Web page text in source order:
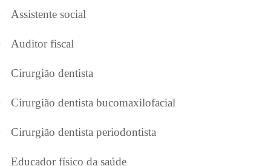
Assistente social
Auditor fiscal
Cirurgião dentista
Cirurgião dentista bucomaxilofacial
Cirurgião dentista periodontista
Educador físico da saúde